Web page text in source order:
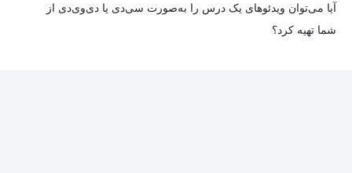
آیا می‌توان ویدئوهای یک درس را به‌صورت سی‌دی یا دی‌وی‌دی از
شما تهیه کرد؟